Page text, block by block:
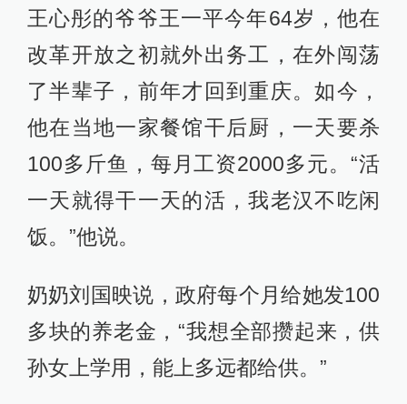
王心彤的爷爷王一平今年64岁，他在
改革开放之初就外出务工，在外闯荡
了半辈子，前年才回到重庆。如今，
他在当地一家餐馆干后厨，一天要杀
100多斤鱼，每月工资2000多元。“活
一天就得干一天的活，我老汉不吃闲
饭。”他说。
奶奶刘国映说，政府每个月给她发100
多块的养老金，“我想全部攒起来，供
孙女上学用，能上多远都给供。”